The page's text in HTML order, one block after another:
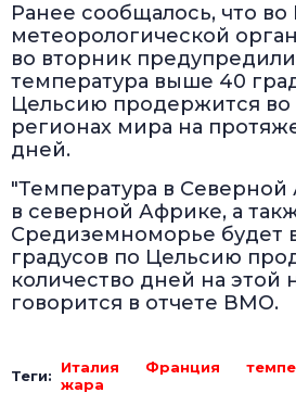
Ранее сообщалось, что
метеорологической
во вторник
температура выше 40
Цельсию продержится во
регионах мира на
дней.
"Температура в
в северной Африке, а
Средиземноморье будет
градусов по Цельсию
количество дней на этой
говорится в отчете ВМО.
Теги: Италия Франция
жара